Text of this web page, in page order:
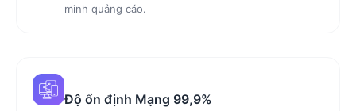
minh quảng cáo.
Độ ổn định Mạng 99,9%